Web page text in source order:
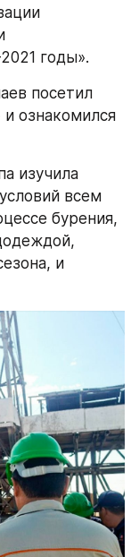
годы».
посетил
ознакомился
изучила
всем
бурения,
и